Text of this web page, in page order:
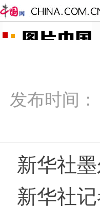
发布时间：
新华社
新华社